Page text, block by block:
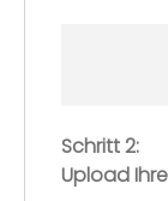
Schritt 2:
Upload